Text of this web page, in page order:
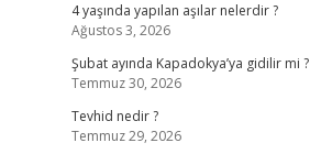
4 yaşında yapılan aşılar nelerdir ?
Ağustos 3, 2026
Şubat ayında Kapadokya’ya gidilir mi ?
Temmuz 30, 2026
Tevhid nedir ?
Temmuz 29, 2026